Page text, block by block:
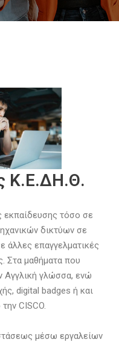
Κ.Ε.ΔΗ.Θ.
τόσο σε
δικτύων σε
άλλες επαγγελματικές
Στα μαθήματα που
Αγγλική γλώσσα, ενώ
digital badges ή και
CISCO.
μέσω εργαλείων